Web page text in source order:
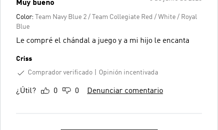
Muy bueno
Color:
Team Navy Blue 2 / Team Collegiate Red / White / Royal
Blue
Le compré el chándal a juego y a mi hijo le encanta
Criss
Comprador verificado
Opinión incentivada
¿Útil? 0 0 Denunciar comentario